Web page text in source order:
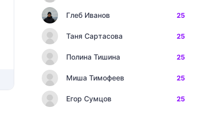
Глеб Иванов 25
Таня Сартасова 25
Полина Тишина 25
Миша Тимофеев 25
Егор Сумцов 25